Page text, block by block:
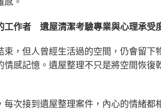
工作者 遺屋清潔考驗專業與心理承受
束，但人曾經生活過的空間，仍會留
情感記憶。遺屋整理不只是將空間恢
每次接到遺屋整理案件，內心的情緒